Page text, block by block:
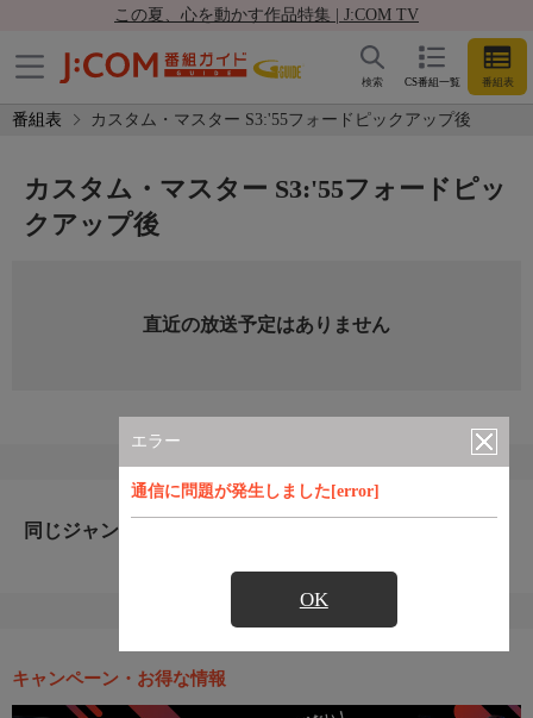
この夏、心を動かす作品特集 | J:COM TV
CS番組一覧 番組表
検索
番組表 カスタム・マスター S3:'55フォードピックアップ後
エラー
通信に問題が発生しました[error]
OK
カスタム・マスター S3:'55フォードピッ
クアップ後
直近の放送予定はありません
同じジャンルのおすすめ番組
キャンペーン・お得な情報